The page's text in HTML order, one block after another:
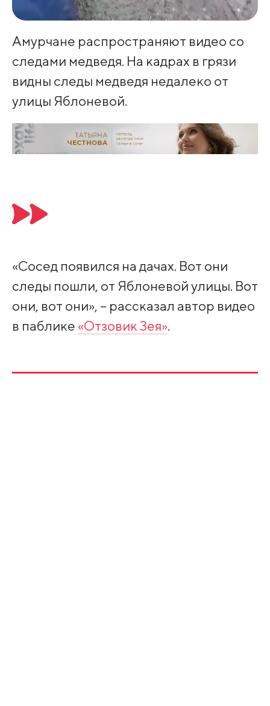
Амурчане распространяют видео со
следами медведя. На кадрах в грязи
видны следы медведя недалеко от
улицы Яблоневой.
«Сосед появился на дачах. Вот они
следы пошли, от Яблоневой улицы. Вот
они, вот они», – рассказал автор видео
в паблике «Отзовик Зея».